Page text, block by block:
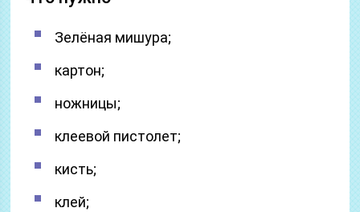
Зелёная мишура;
картон;
ножницы;
клеевой пистолет;
кисть;
клей;